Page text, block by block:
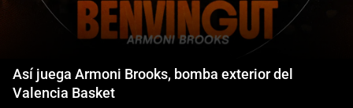
Así juega Armoni Brooks, bomba exterior del
Valencia Basket